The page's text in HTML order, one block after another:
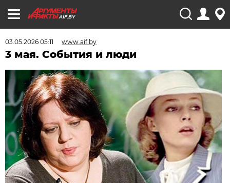
AIF.BY
03.05.2026 05:11 www.aif.by
3 мая. События и люди